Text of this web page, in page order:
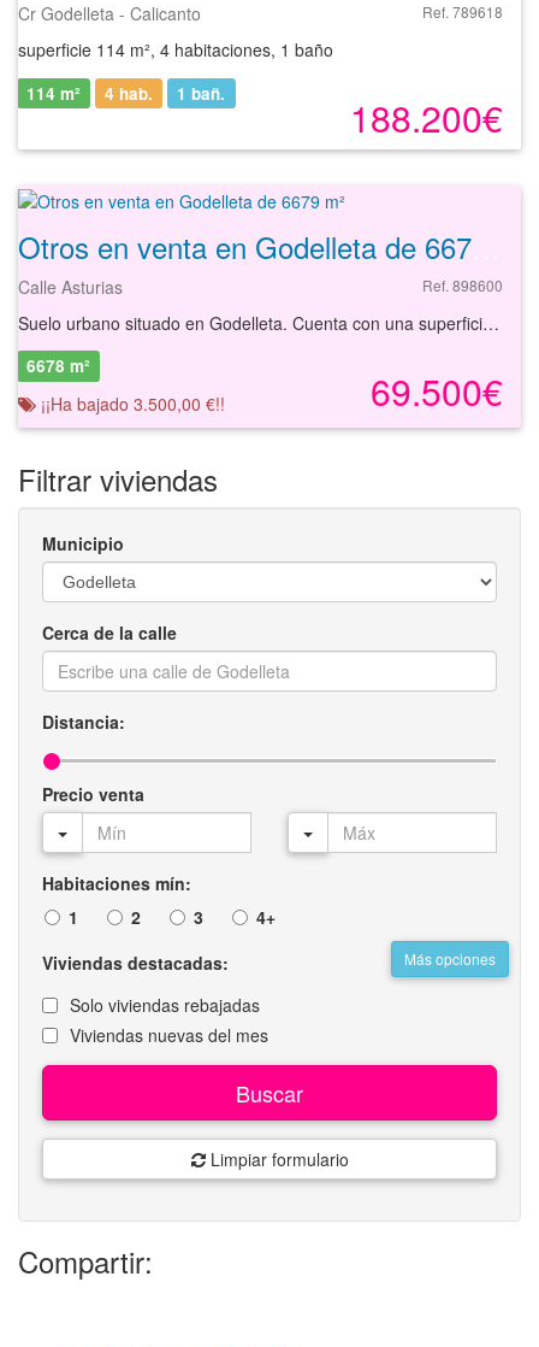
Cr Godelleta - Calicanto Ref. 789618
superficie 114 m², 4 habitaciones, 1 baño
188.200€
114 m² 4 hab. 1 bañ.
Calle Asturias Ref. 898600
Suelo urbano situado en Godelleta. Cuenta con una superficie de 6678.8 m² destinado a residencial unifamiliar. Está situado en una zona en expansión. Se encuentran en una zona a las afueras formada principalmente por chalets. Cuenta con buenas comunicaciones, teniendo la CV-424 a solo unos minutos. Podrá conocer las posibilidades reales de este suelo y valorar sus posibilidades de inversión. Empiece ahora mismo pidiendo más información. Un responsable cercano a usted le atenderá personalmente.
69.500€
6678 m²
¡¡Ha bajado 3.500,00 €!!
Filtrar viviendas
Municipio
Cerca de la calle
Distancia:
Precio venta
Habitaciones mín:
1
2 3 4+
Más opciones
Viviendas destacadas:
Solo viviendas rebajadas
Viviendas nuevas del mes
Buscar
Limpiar formulario
Compartir: